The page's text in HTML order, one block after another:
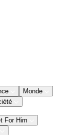
Monde
For Him